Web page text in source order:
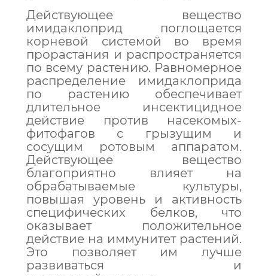
Действующее вещество
имидаклоприд поглощается
корневой системой во время
прорастания и распространяется
по всему растению. Равномерное
распределение имидаклоприда
по растению обеспечивает
длительное инсектицидное
действие против насекомых-
фитофагов с грызущим и
сосущим ротовым аппаратом.
Действующее вещество
благоприятно влияет на
обрабатываемые культуры,
повышая уровень и активность
специфических белков, что
оказывает положительное
действие на иммунитет растений.
Это позволяет им лучше
развиваться и